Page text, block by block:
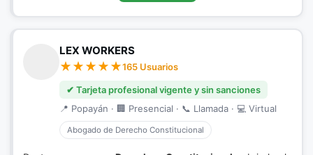
LEX WORKERS
165 Usuarios
✔ Tarjeta profesional vigente y sin sanciones
📍 Popayán · 🏢 Presencial · 📞 Llamada · 💻 Virtual
Abogado de Derecho Constitucional